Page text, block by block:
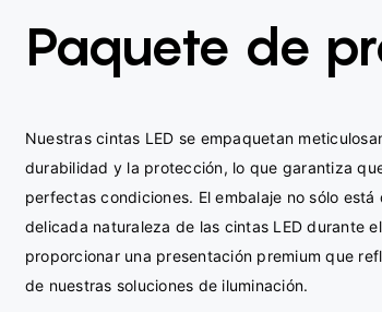
Paquete de
Nuestras cintas LED se empaquetan
durabilidad y la protección, lo que garantiza
perfectas condiciones. El embalaje no sólo
delicada naturaleza de las cintas LED durante
proporcionar una presentación premium que